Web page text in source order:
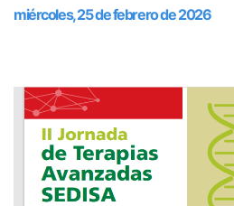
miércoles, 25 de febrero de 2026